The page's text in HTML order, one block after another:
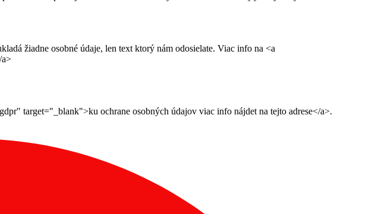
žiadne osobné údaje, len text ktorý nám odosielate. Viac info na <a
target="_blank">ku ochrane osobných údajov viac info nájdet na tejto adrese</a>.